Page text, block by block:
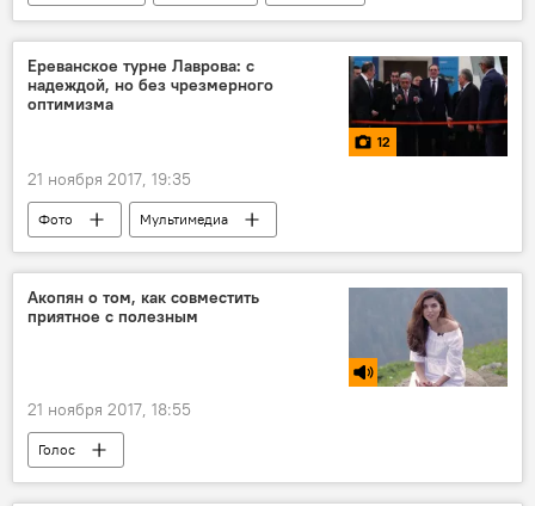
Генрих Мхитарян
СМИ
Ереванское турне Лаврова: с
надеждой, но без чрезмерного
оптимизма
12
21 ноября 2017, 19:35
Фото Мультимедиа
Акопян о том, как совместить
приятное с полезным
21 ноября 2017, 18:55
Голос